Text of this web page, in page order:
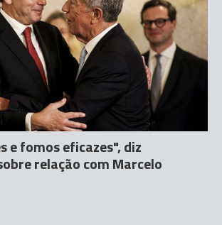
e fomos eficazes", diz
relação com Marcelo